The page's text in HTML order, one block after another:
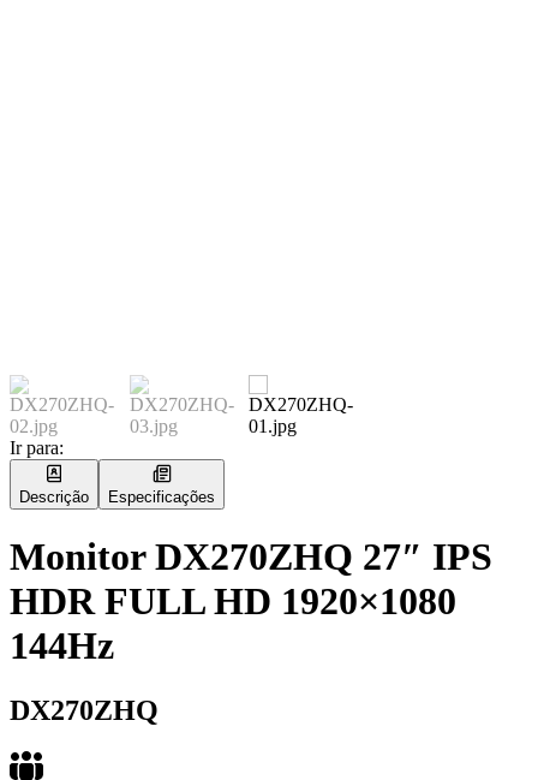
Ir para:
Descrição Especificações
Monitor DX270ZHQ 27″ IPS
HDR FULL HD 1920×1080
144Hz
DX270ZHQ